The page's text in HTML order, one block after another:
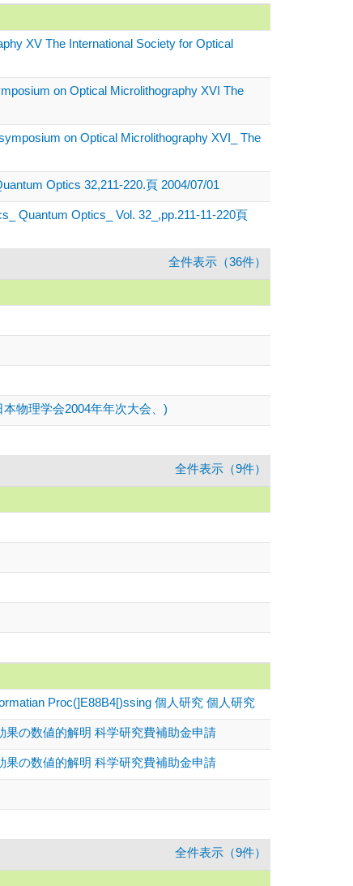
XV The International Society for Optical
on Optical Microlithography XVI The
on Optical Microlithography XVI_ The
Optics 32,211-220.頁 2004/07/01
Quantum Optics_ Vol. 32_,pp.211-11-220頁
全件表示（36件）
物理学会2004年年次大会、)
全件表示（9件）
Proc(]E88B4[)ssing 個人研究 個人研究
果の数値的解明 科学研究費補助金申請
果の数値的解明 科学研究費補助金申請
全件表示（9件）